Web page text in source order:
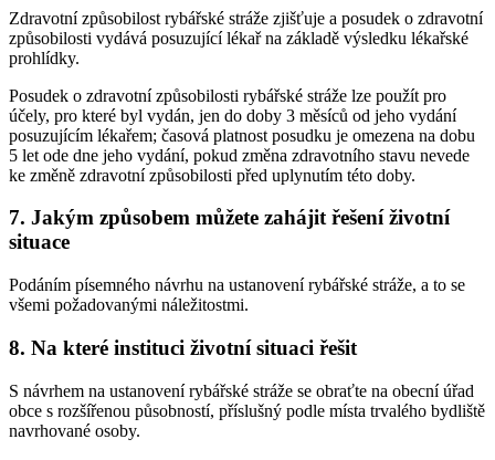
Zdravotní způsobilost rybářské stráže zjišťuje a posudek o zdravotní
způsobilosti vydává posuzující lékař na základě výsledku lékařské
prohlídky.
Posudek o zdravotní způsobilosti rybářské stráže lze použít pro
účely, pro které byl vydán, jen do doby 3 měsíců od jeho vydání
posuzujícím lékařem; časová platnost posudku je omezena na dobu
5 let ode dne jeho vydání, pokud změna zdravotního stavu nevede
ke změně zdravotní způsobilosti před uplynutím této doby.
7. Jakým způsobem můžete zahájit řešení životní
situace
Podáním písemného návrhu na ustanovení rybářské stráže, a to se
všemi požadovanými náležitostmi.
8. Na které instituci životní situaci řešit
S návrhem na ustanovení rybářské stráže se obraťte na obecní úřad
obce s rozšířenou působností, příslušný podle místa trvalého bydliště
navrhované osoby.